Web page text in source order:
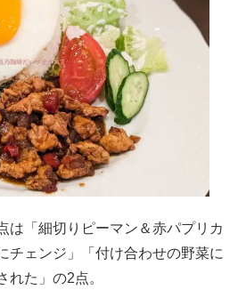
は「細切りピーマン＆赤パプリカ
チェンジ」「付け合わせの野菜に
れた」の2点。